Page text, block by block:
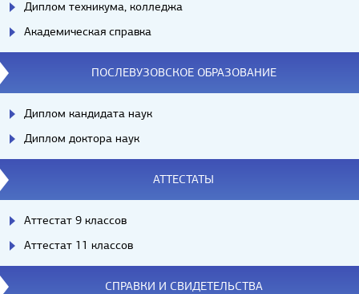
Диплом техникума, колледжа
Академическая справка
ПОСЛЕВУЗОВСКОЕ ОБРАЗОВАНИЕ
Диплом кандидата наук
Диплом доктора наук
АТТЕСТАТЫ
Аттестат 9 классов
Аттестат 11 классов
СПРАВКИ И СВИДЕТЕЛЬСТВА